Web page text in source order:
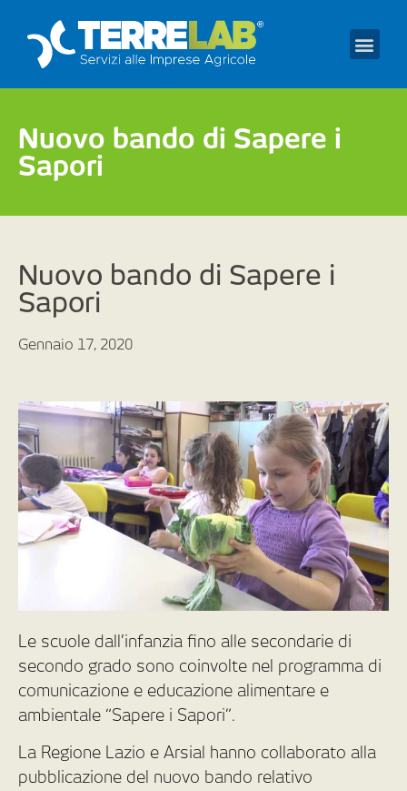
Nuovo bando di Sapere i
Sapori
Nuovo bando di Sapere i
Sapori
Gennaio 17, 2020
Le scuole dall’infanzia fino alle secondarie di
secondo grado sono coinvolte nel programma di
comunicazione e educazione alimentare e
ambientale “Sapere i Sapori”.
La Regione Lazio e Arsial hanno collaborato alla
pubblicazione del nuovo bando relativo